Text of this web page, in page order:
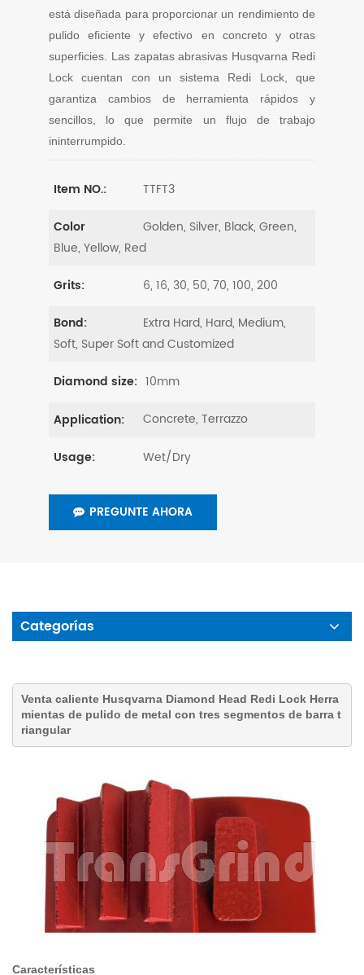
está diseñada para proporcionar un rendimiento de
pulido eficiente y efectivo en concreto y otras
superficies. Las zapatas abrasivas Husqvarna Redi
Lock cuentan con un sistema Redi Lock, que
garantiza cambios de herramienta rápidos y
sencillos, lo que permite un flujo de trabajo
ininterrumpido.
Item NO.: TTFT3
Color
Golden, Silver, Black, Green,
Blue, Yellow, Red
Grits: 6, 16, 30, 50, 70, 100, 200
Bond:
Extra Hard, Hard, Medium,
Soft, Super Soft and Customized
Diamond size: 10mm
Application: Concrete, Terrazzo
Usage: Wet/Dry
PREGUNTE AHORA
Categorías
Venta caliente Husqvarna Diamond Head Redi Lock Herra
mientas de pulido de metal con tres segmentos de barra t
riangular
Características